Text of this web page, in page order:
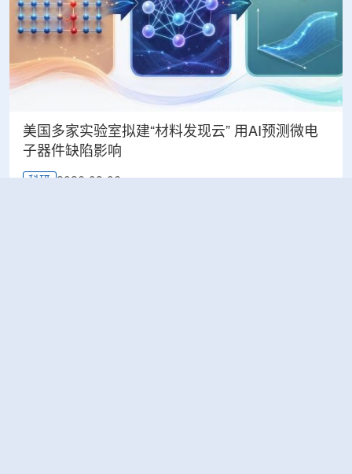
美国多家实验室拟建“材料发现云” 用AI预测微电
子器件缺陷影响
科研 2026-08-06